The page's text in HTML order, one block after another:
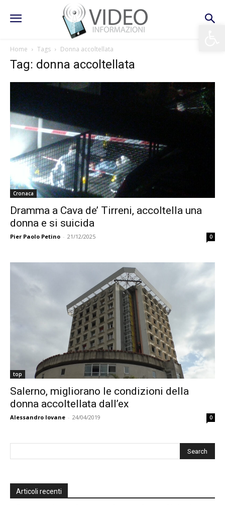
Home Tags Donna accoltellata
Tag: donna accoltellata
Cronaca
Dramma a Cava de’ Tirreni, accoltella una
donna e si suicida
Pier Paolo Petino - 21/12/2025 0
top
Salerno, migliorano le condizioni della
donna accoltellata dall’ex
Alessandro Iovane - 24/04/2019 0
Articoli recenti